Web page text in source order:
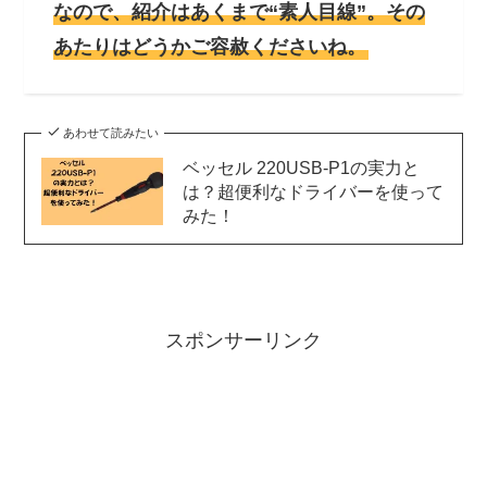
なので、紹介はあくまで“素人目線”。その
あたりはどうかご容赦くださいね。
あわせて読みたい
ベッセル 220USB-P1の実力と
は？超便利なドライバーを使って
みた！
スポンサーリンク